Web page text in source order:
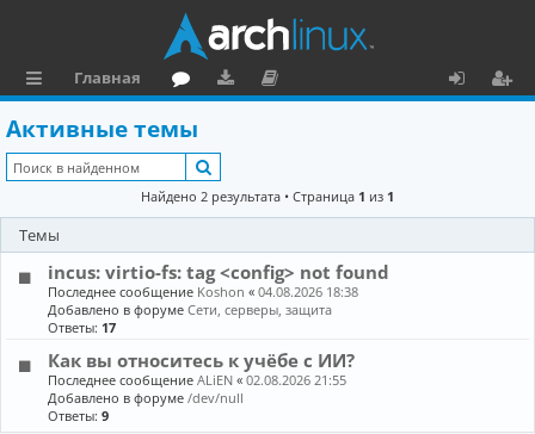
ы
л
к
и
Главная
ру
м
ру
зк
и
е
н
та
и
р
а
Активные темы
Найдено 2 результата • Страница 1 из 1
Темы
incus: virtio-fs: tag <config> not found
Последнее сообщение Koshon «04.08.2026 18:38
Добавлено в форумеСети, серверы, защита
Ответы: 17
Как вы относитесь к учёбе с ИИ?
Последнее сообщениеALiEN «02.08.2026 21:55
Добавлено в форуме/dev/null
Ответы:9